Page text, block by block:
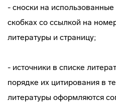
- сноски на
скобках со ссылкой на
литературы и страницу;
- источники в списке
порядке их цитирования в
литературы оформляются